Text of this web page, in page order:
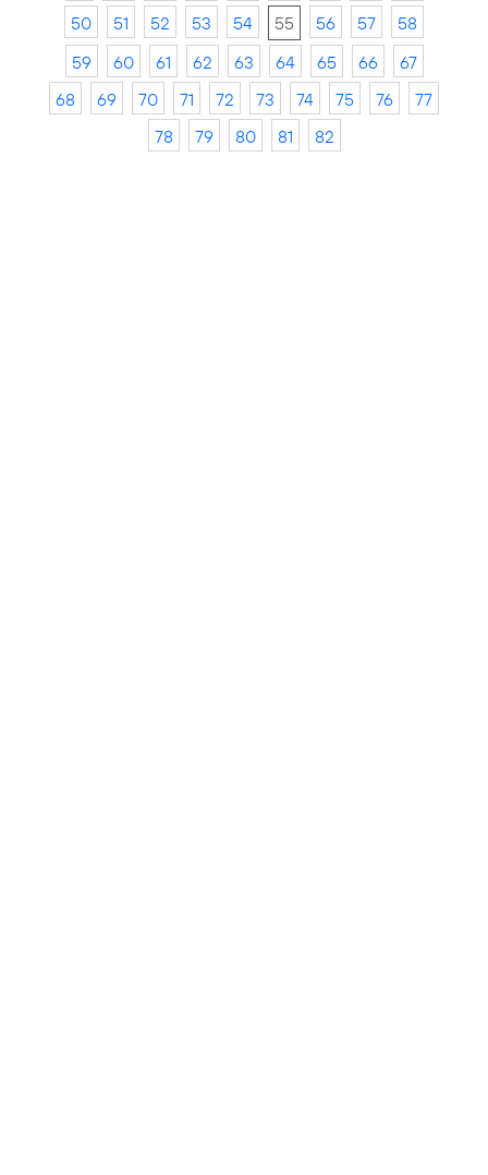
50
51 52 53 54 55 56 57
58
59
60 61 62 63 64 65 66
67
68
69 70 71 72 73 74 75 76
77
78
79 80 81 82